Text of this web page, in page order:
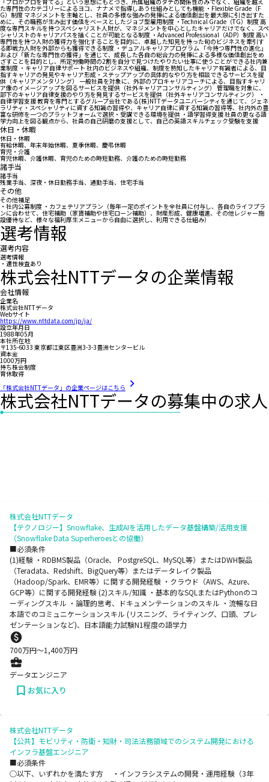
た専門性のカテゴリーによるヨコ、ナナメで指導しあう仕組みとしても機能 ・Flexible Grade（F
G）制度 マネジメントを主軸とし、社員の多様な強みの発揮による価値創出を最大限に引き出すた
めに、その職務が生み出す価値をベースとしたジョブ型雇用制度 ・Technical Grade（TG）制度 高
度な専門スキルを持つスペシャリスト人財が、マネジメントを中心としたキャリアだけでなく、スペ
シャリストのキャリアパスを描くことが可能となる制度 ・Advanced Professional（ADP）制度 高い
専門性を持つ人財の獲得力を強化することを目的に、卓越した知見を持った旬のビジネスを牽引す
る即戦力人財を外部からも獲得できる制度 ・デュアルキャリアプログラム 「今持つ専門性の進化」
および「新たな専門性の獲得」を通じて、成長した各自の総合力の発揮による多様な価値創出をめ
ざすことを目的とし、所定労働時間の2割を自分で見つけたやりたい仕事に使うことができる社内兼
業制度 ・キャリア自律サポート 社内のビジネスや組織、制度を熟知したキャリア有識者による、目
指すキャリアの発見やキャリア形成・ステップアップの具体的なやり方を相談できるサービスを提
供（キャリアメンタリング） 一般社員を対象に、外部のプロキャリアコーチによる、目指すキャリ
ア像のイメージアップを図るサービスを提供（社外キャリアコンサルティング） 管理職を対象に、
部下のキャリア自律支援のやり方を発見するサービスを提供（社外キャリアコンサルティング） ・
自律学習支援 教育を専門とするグループ会社である(株)NTTデータユニバーシティを通じて、ジェネ
ラリティ・スペシャリティに資する知識の習得や、キャリア自律に資する知識の習得等、社内外の豊
富な研修を一つのプラットフォームで選択・受講できる環境を提供 ・語学習得支援 社員の更なる語
学力向上を図る観点から、社員の自己研磨の支援として、自己の英語スキルチェック受験を支援
休日・休暇
休日・休暇
有給休暇、年末年始休暇、夏季休暇、慶弔休暇
育児・介護
育児休暇、介護休暇、育児のための時短勤務、介護のための時短勤務
諸手当
諸手当
残業手当、深夜・休日勤務手当、通勤手当、住宅手当
その他
その他補足
・社内公募制度 ・カフェテリアプラン（毎年一定のポイントを全社員に付与し、各自のライフプラ
ンに合わせて、住宅補助（家賃補助や住宅ローン補助）、財産形成、健康増進、その他レジャー施
設優待など、様々な福利厚生メニューから自由に選択し、利用できる仕組み）
選考情報
選考内容
選考情報
・適性検査あり
株式会社NTTデータの企業情報
会社情報
企業名
株式会社NTTデータ
Webサイト
https://www.nttdata.com/jp/ja/
設立年月日
1988年05月
本社所在地
〒135-6033 東京都江東区豊洲3-3-3豊洲センタービル
資本金
1000万円
持ち株会制度
育休取得
「株式会社NTTデータ」の企業ページはこちら
株式会社NTTデータの募集中の求人
株式会社NTTデータ
【テクノロジー】Snowflake、生成AIを活用したデータ基盤構築/活用支援
（Snowflake Data Superheroesとの協働）
■必須条件
(1)経験 ・RDBMS製品（Oracle、 PostgreSQL、MySQL等）またはDWH製品
（Teradata、Redshift、BigQuery等）またはデータレイク製品
（Hadoop/Spark、EMR等）に関する開発経験 ・クラウド（AWS、Azure、
GCP等）に関する開発経験 (2)スキル/知識 ・基本的なSQLまたはPythonのコ
ーディングスキル ・論理的思考、ドキュメンテーションのスキル ・流暢な日
本語でのコミュニケーションスキル (リスニング、ライティング、口頭、プレ
ゼンテーションなど)、日本語能力試験N1程度の語学力
700万円〜1,400万円
データエンジニア
お気に入り
株式会社NTTデータ
【公共】モビリティ・防衛・知財・司法法務領域でのシステム開発における
インフラ基盤エンジニア
■必須条件
○以下、いずれかを満たす方 ・インフラシステムの開発・運用経験（3年